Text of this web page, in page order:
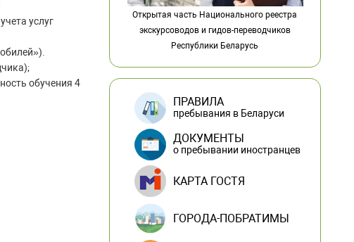
услуг
обучения 4
Открытая часть Национального реестра
экскурсоводов и гидов-переводчиков
Республики Беларусь
ПРАВИЛА
пребывания в Беларуси
ДОКУМЕНТЫ
о пребывании иностранцев
КАРТА ГОСТЯ
ГОРОДА-ПОБРАТИМЫ